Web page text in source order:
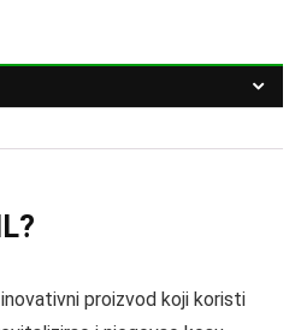
proizvod koji koristi